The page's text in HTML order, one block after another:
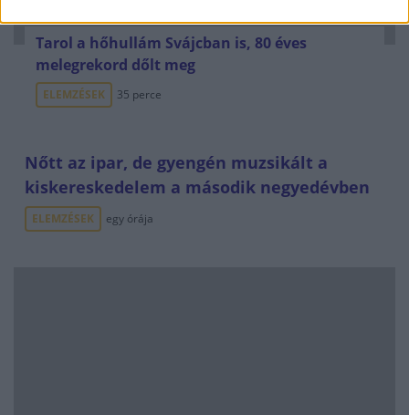
Tarol a hőhullám Svájcban is, 80 éves
melegrekord dőlt meg
ELEMZÉSEK 35 perce
Nőtt az ipar, de gyengén muzsikált a
kiskereskedelem a második negyedévben
ELEMZÉSEK egy órája